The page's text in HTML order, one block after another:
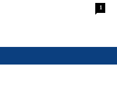
1